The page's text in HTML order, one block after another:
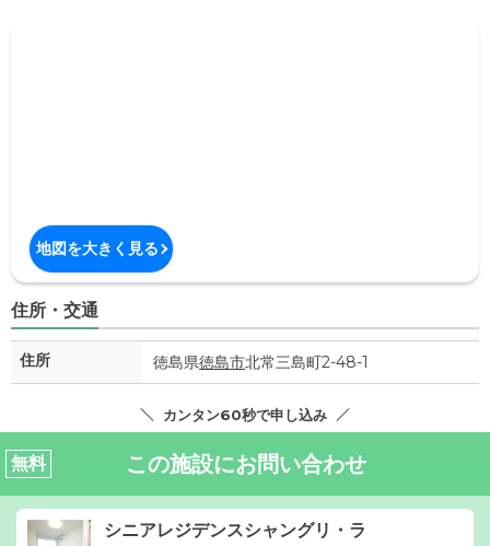
地図を大きく見る
住所・交通
住所 徳島県徳島市北常三島町2-48-1
カンタン60秒で申し込み
無料 この施設にお問い合わせ
シニアレジデンスシャングリ・ラ